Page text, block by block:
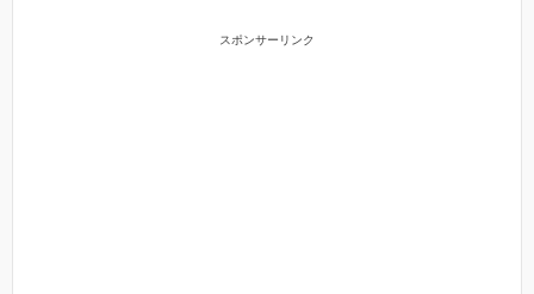
スポンサーリンク